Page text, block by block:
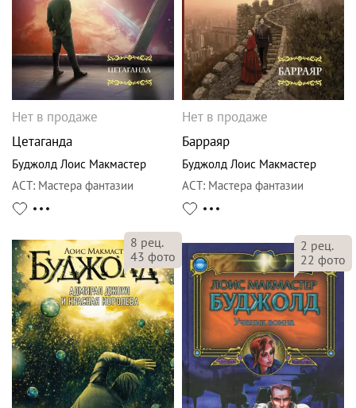
Нет в продаже
Цетаганда
Буджолд Лоис Макмастер
АСТ: Мастера фантазии
Нет в продаже
Барраяр
Буджолд Лоис Макмастер
АСТ: Мастера фантазии
8 рец.
43 фото
2 рец.
22 фото